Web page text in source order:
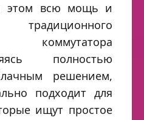
этом всю мощь и
коммутатора
полностью
решением,
подходит для
ищут простое